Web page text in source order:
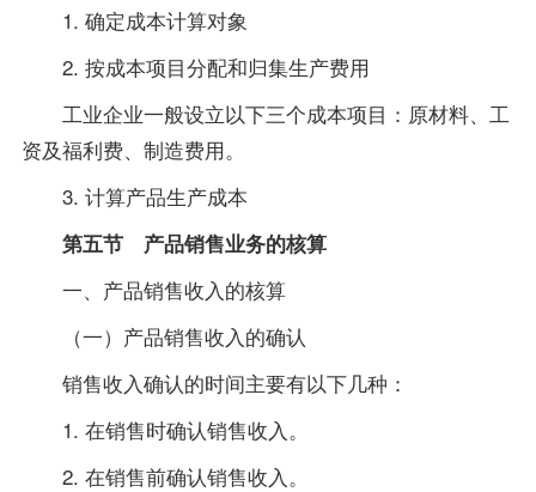
1. 确定成本计算对象
2. 按成本项目分配和归集生产费用
工业企业一般设立以下三个成本项目：原材料、工
资及福利费、制造费用。
3. 计算产品生产成本
第五节 产品销售业务的核算
一、产品销售收入的核算
（一）产品销售收入的确认
销售收入确认的时间主要有以下几种：
1. 在销售时确认销售收入。
2. 在销售前确认销售收入。